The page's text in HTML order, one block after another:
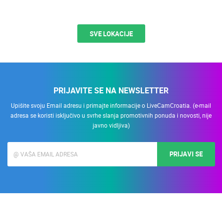
SVE LOKACIJE
PRIJAVITE SE NA NEWSLETTER
Upišite svoju Email adresu i primajte informacije o LiveCamCroatia. (e-mail
adresa se koristi isključivo u svrhe slanja promotivnih ponuda i novosti, nije
javno vidljiva)
PRIJAVI SE